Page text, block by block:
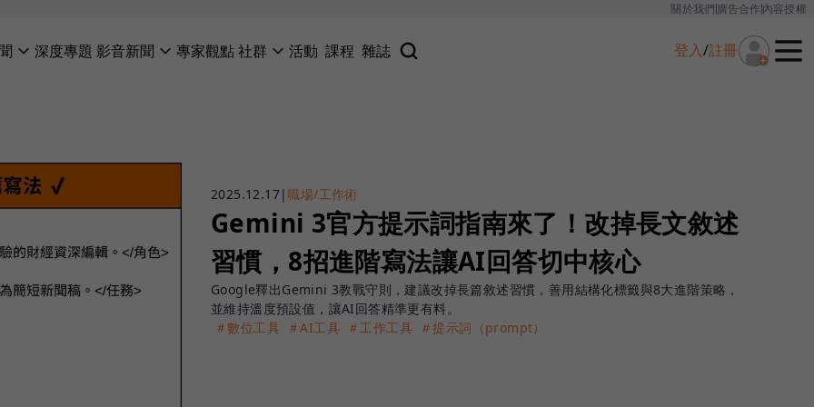
關於我們廣告合作內容授權
深度專題 影音新聞 專家觀點社群 活動 課程 雜誌 登入/註冊
2025.12.17|職場/工作術
Gemini 3官方提示詞指南來了！改掉長文敘述
習慣，8招進階寫法讓AI回答切中核心
Google釋出Gemini 3教戰守則，建議改掉長篇敘述習慣，善用結構化標籤與8大進階策略，
並維持溫度預設值，讓AI回答精準更有料。
＃數位工具 ＃AI工具 ＃工作工具 ＃提示詞（prompt）